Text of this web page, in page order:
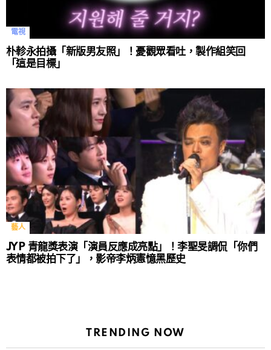
電視
朴軫永拍攝「新版男友照」！憂觀眾看吐，製作組笑回
「這是目標」
藝人
JYP 青龍獎表演「演員反應成亮點」！李聖旻調侃「你們
表情都被拍下了」，影帝李炳憲憶黑歷史
TRENDING NOW